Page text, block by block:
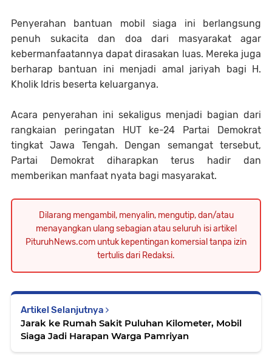
Penyerahan bantuan mobil siaga ini berlangsung
penuh sukacita dan doa dari masyarakat agar
kebermanfaatannya dapat dirasakan luas. Mereka juga
berharap bantuan ini menjadi amal jariyah bagi H.
Kholik Idris beserta keluarganya.
Acara penyerahan ini sekaligus menjadi bagian dari
rangkaian peringatan HUT ke-24 Partai Demokrat
tingkat Jawa Tengah. Dengan semangat tersebut,
Partai Demokrat diharapkan terus hadir dan
memberikan manfaat nyata bagi masyarakat.
Dilarang mengambil, menyalin, mengutip, dan/atau
menayangkan ulang sebagian atau seluruh isi artikel
PituruhNews.com untuk kepentingan komersial tanpa izin
tertulis dari Redaksi.
Artikel Selanjutnya
Jarak ke Rumah Sakit Puluhan Kilometer, Mobil
Siaga Jadi Harapan Warga Pamriyan